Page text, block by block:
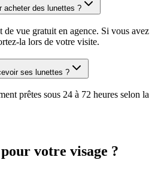
acheter des lunettes ?
de vue gratuit en agence. Si vous avez
la lors de votre visite.
ses lunettes ?
prêtes sous 24 à 72 heures selon la
votre visage ?